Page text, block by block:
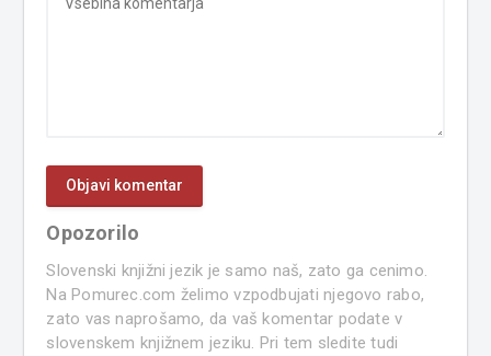
Opozorilo
Slovenski knjižni jezik je samo naš, zato ga cenimo.
Na Pomurec.com želimo vzpodbujati njegovo rabo,
zato vas naprošamo, da vaš komentar podate v
slovenskem knjižnem jeziku. Pri tem sledite tudi